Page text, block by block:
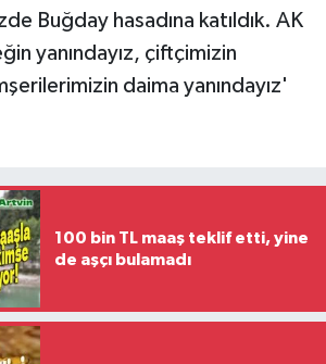
Buğday hasadına katıldık. AK
yanındayız, çiftçimizin
daima yanındayız'
100 bin TL maaş teklif etti, yine
de aşçı bulamadı